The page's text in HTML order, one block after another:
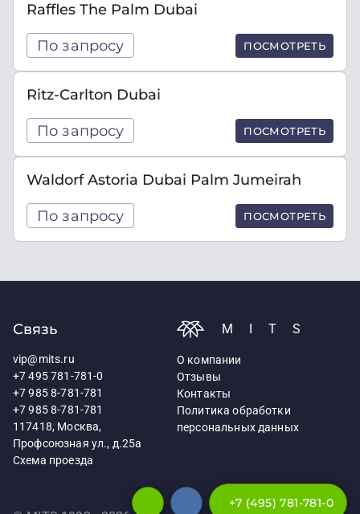
Raffles The Palm Dubai
По запросу ПОСМОТРЕТЬ
Ritz-Carlton Dubai
По запросу ПОСМОТРЕТЬ
Waldorf Astoria Dubai Palm Jumeirah
По запросу ПОСМОТРЕТЬ
Связь
vip@mits.ru
+7 495 781-781-0
+7 985 8-781-781
+7 985 8-781-781
117418, Москва,
Профсоюзная ул., д.25а
Схема проезда
MITS
О компании
Отзывы
Контакты
Политика обработки
персональных данных
+7 (495) 781-781-0